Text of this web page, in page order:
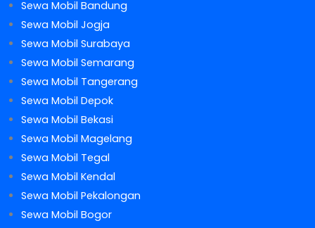
Sewa Mobil Bandung
Sewa Mobil Jogja
Sewa Mobil Surabaya
Sewa Mobil Semarang
Sewa Mobil Tangerang
Sewa Mobil Depok
Sewa Mobil Bekasi
Sewa Mobil Magelang
Sewa Mobil Tegal
Sewa Mobil Kendal
Sewa Mobil Pekalongan
Sewa Mobil Bogor